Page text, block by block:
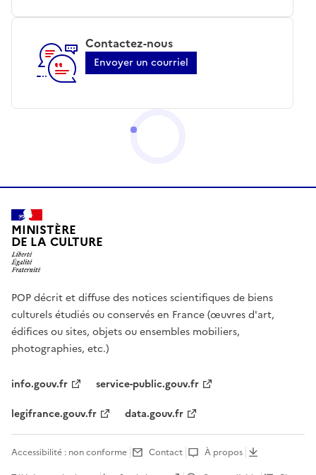
Contactez-nous
Envoyer un courriel
MINISTÈRE
DE LA CULTURE
POP décrit et diffuse des notices scientifiques de biens
culturels étudiés ou conservés en France (œuvres d'art,
édifices ou sites, objets ou ensembles mobiliers,
photographies, etc.)
info.gouv.fr
service-public.gouv.fr
legifrance.gouv.fr
data.gouv.fr
Accessibilité : non conforme Contact
À propos